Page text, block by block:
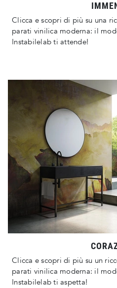
Clicca e scopri di più su una
parati vinilica moderna: il
Instabilelab ti attende!
Clicca e scopri di più su un
parati vinilica moderna: il
Instabilelab ti aspetta!